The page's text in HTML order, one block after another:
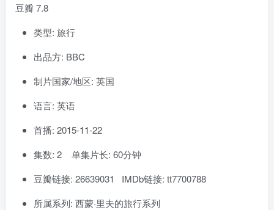
豆瓣 7.8
类型: 旅行
出品方: BBC
制片国家/地区: 英国
语言: 英语
首播: 2015-11-22
集数: 2 单集片长: 60分钟
豆瓣链接: 26639031 IMDb链接: tt7700788
所属系列: 西蒙·里夫的旅行系列